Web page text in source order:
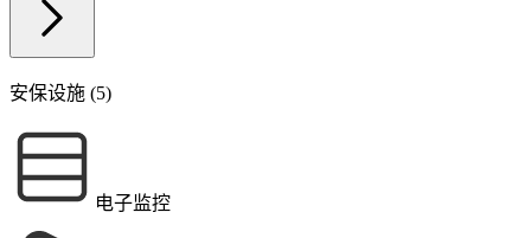
安保设施 (5)
电子监控